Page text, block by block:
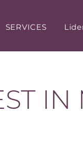
SERVICES
IN